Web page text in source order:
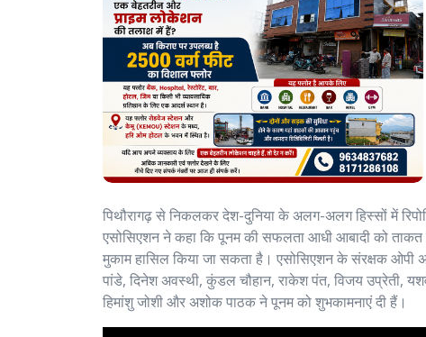
पिथौरागढ़ से निकलकर देश-दुनिया के अलग-अलग हिस्सों में
एसोसिएशन ने कहा कि पूनम की सफलता आधी आबादी को ताकत
मुकाम हासिल किया जा सकता है। एसोसिएशन के संरक्षक ओपी
पांडे, दिनेश अवस्थी, कुंडल चौहान, राकेश पंत, विजय उप्रेती,
हिमांशु जोशी और अशोक पाठक ने पूनम को शुभकामनाएं दी हैं।